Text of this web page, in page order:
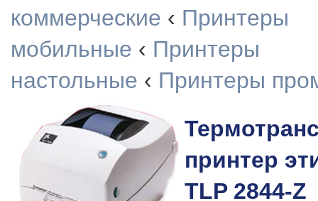
коммерческие ‹ Принтеры
мобильные ‹ Принтеры
настольные ‹ Принтеры
принтер
TLP 2844-Z